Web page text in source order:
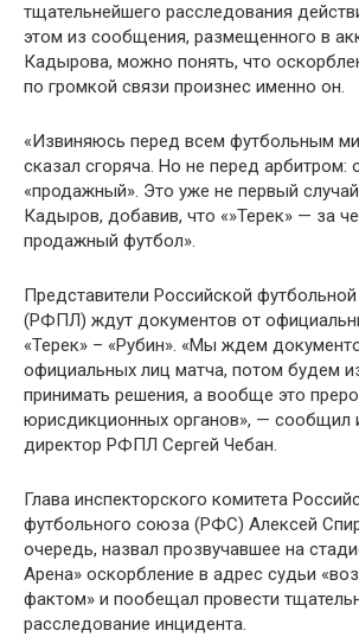
тщательнейшего расследования
этом из сообщения, размещенного в
Кадырова, можно понять, что
по громкой связи произнес именно он.
«Извиняюсь перед всем футбольным
сказал сгоряча. Но не перед арбитром:
«продажный». Это уже не первый
Кадыров, добавив, что «»Терек» — за
продажный футбол».
Представители Российской
(РФПЛ) ждут документов от
«Терек» – «Рубин». «Мы ждем
официальных лиц матча, потом будем
принимать решения, а вообще это
юрисдикционных органов», — сообщил
директор РФПЛ Сергей Чебан.
Глава инспекторского комитета
футбольного союза (РФС) Алексей
очередь, назвал прозвучавшее на
Арена» оскорбление в адрес судьи
фактом» и пообещал провести
расследование инцидента.